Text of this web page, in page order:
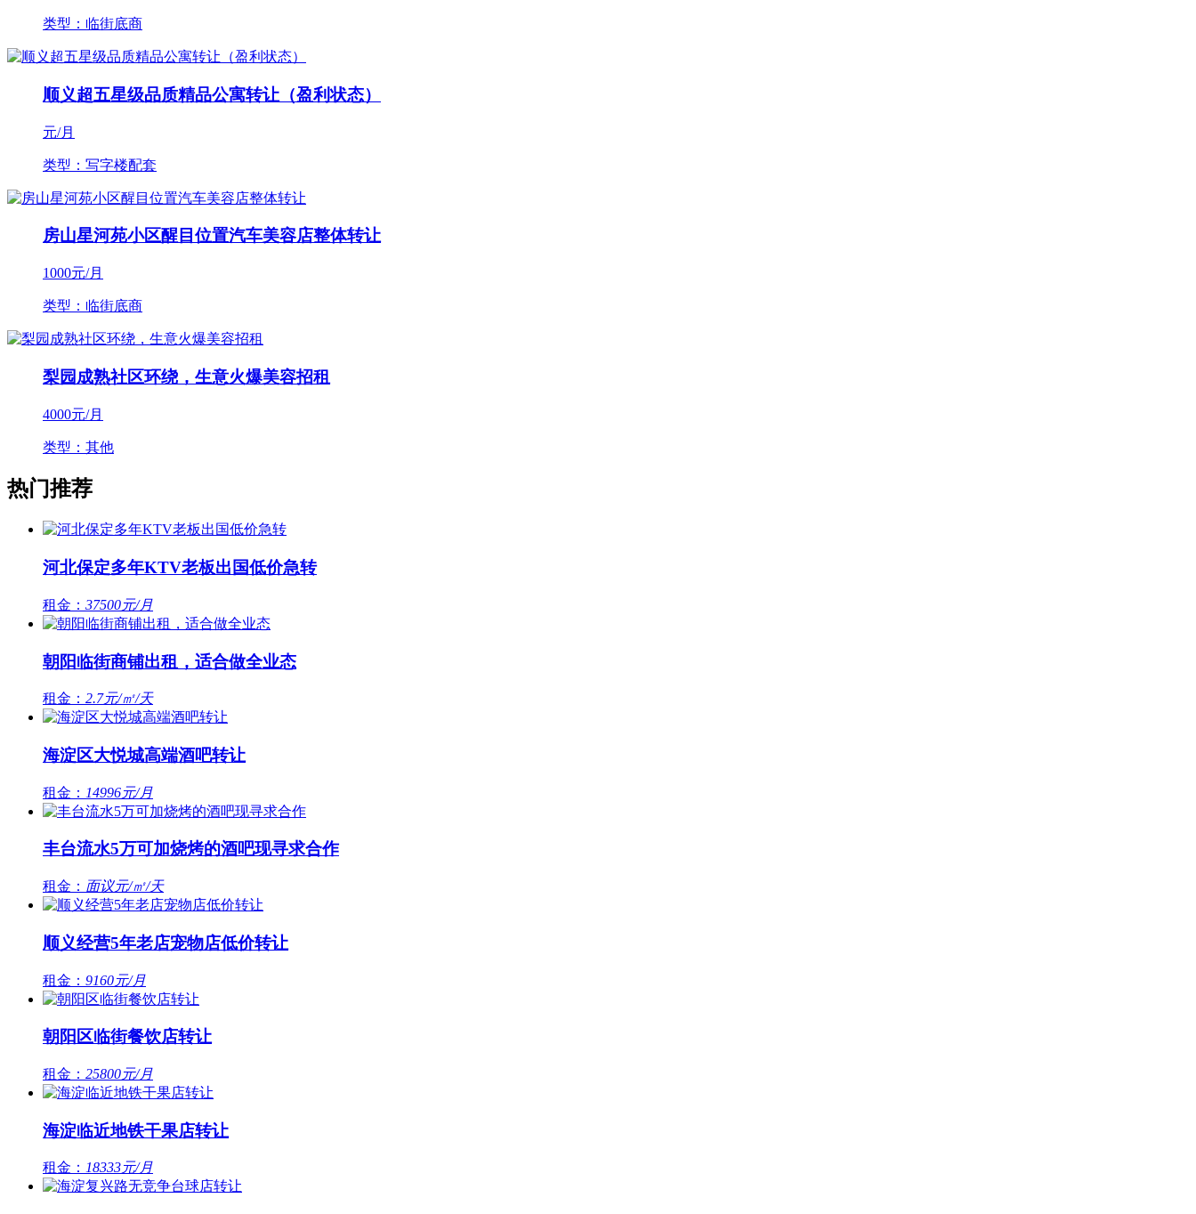
类型：临街底商
顺义超五星级品质精品公寓转让（盈利状态）
元/月
类型：写字楼配套
房山星河苑小区醒目位置汽车美容店整体转让
1000元/月
类型：临街底商
梨园成熟社区环绕，生意火爆美容招租
4000元/月
类型：其他
热门推荐
河北保定多年KTV老板出国低价急转
租金： 37500元/月
朝阳临街商铺出租，适合做全业态
租金： 2.7元/㎡/天
海淀区大悦城高端酒吧转让
租金： 14996元/月
丰台流水5万可加烧烤的酒吧现寻求合作
租金： 面议元/㎡/天
顺义经营5年老店宠物店低价转让
租金： 9160元/月
朝阳区临街餐饮店转让
租金： 25800元/月
海淀临近地铁干果店转让
租金： 18333元/月